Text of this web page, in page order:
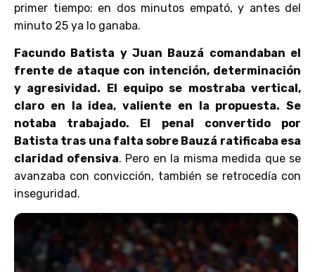
primer tiempo: en dos minutos empató, y antes del
minuto 25 ya lo ganaba.
Facundo Batista y Juan Bauzá comandaban el
frente de ataque con intención, determinación
y agresividad. El equipo se mostraba vertical,
claro en la idea, valiente en la propuesta. Se
notaba trabajado. El penal convertido por
Batista tras una falta sobre Bauzá ratificaba esa
claridad ofensiva. Pero en la misma medida que se
avanzaba con convicción, también se retrocedía con
inseguridad.